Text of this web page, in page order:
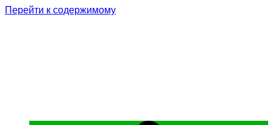
Перейти к содержимому